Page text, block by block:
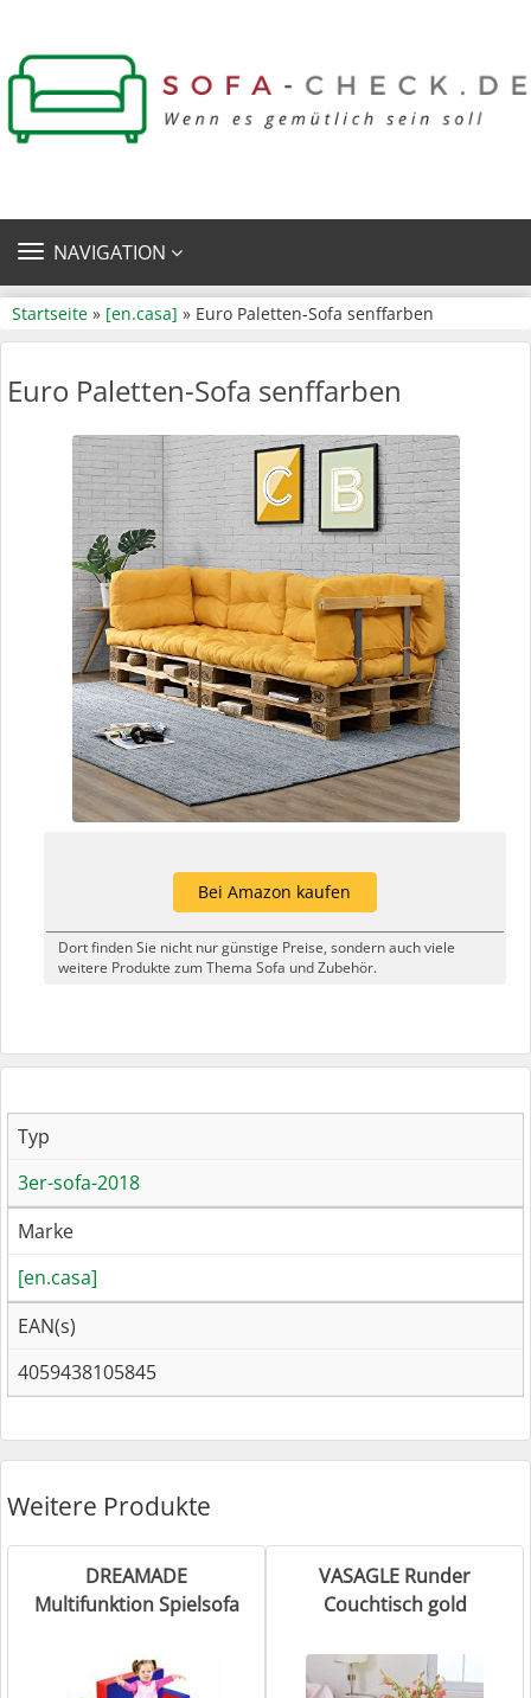
TOGGLE
NAVIGATION
Startseite » [en.casa] » Euro Paletten-Sofa senffarben
Euro Paletten-Sofa senffarben
Bei Amazon kaufen
Dort finden Sie nicht nur günstige Preise, sondern auch viele
weitere Produkte zum Thema Sofa und Zubehör.
Typ
3er-sofa-2018
Marke
[en.casa]
EAN(s)
4059438105845
Weitere Produkte
DREAMADE
Multifunktion Spielsofa
VASAGLE Runder
Couchtisch gold